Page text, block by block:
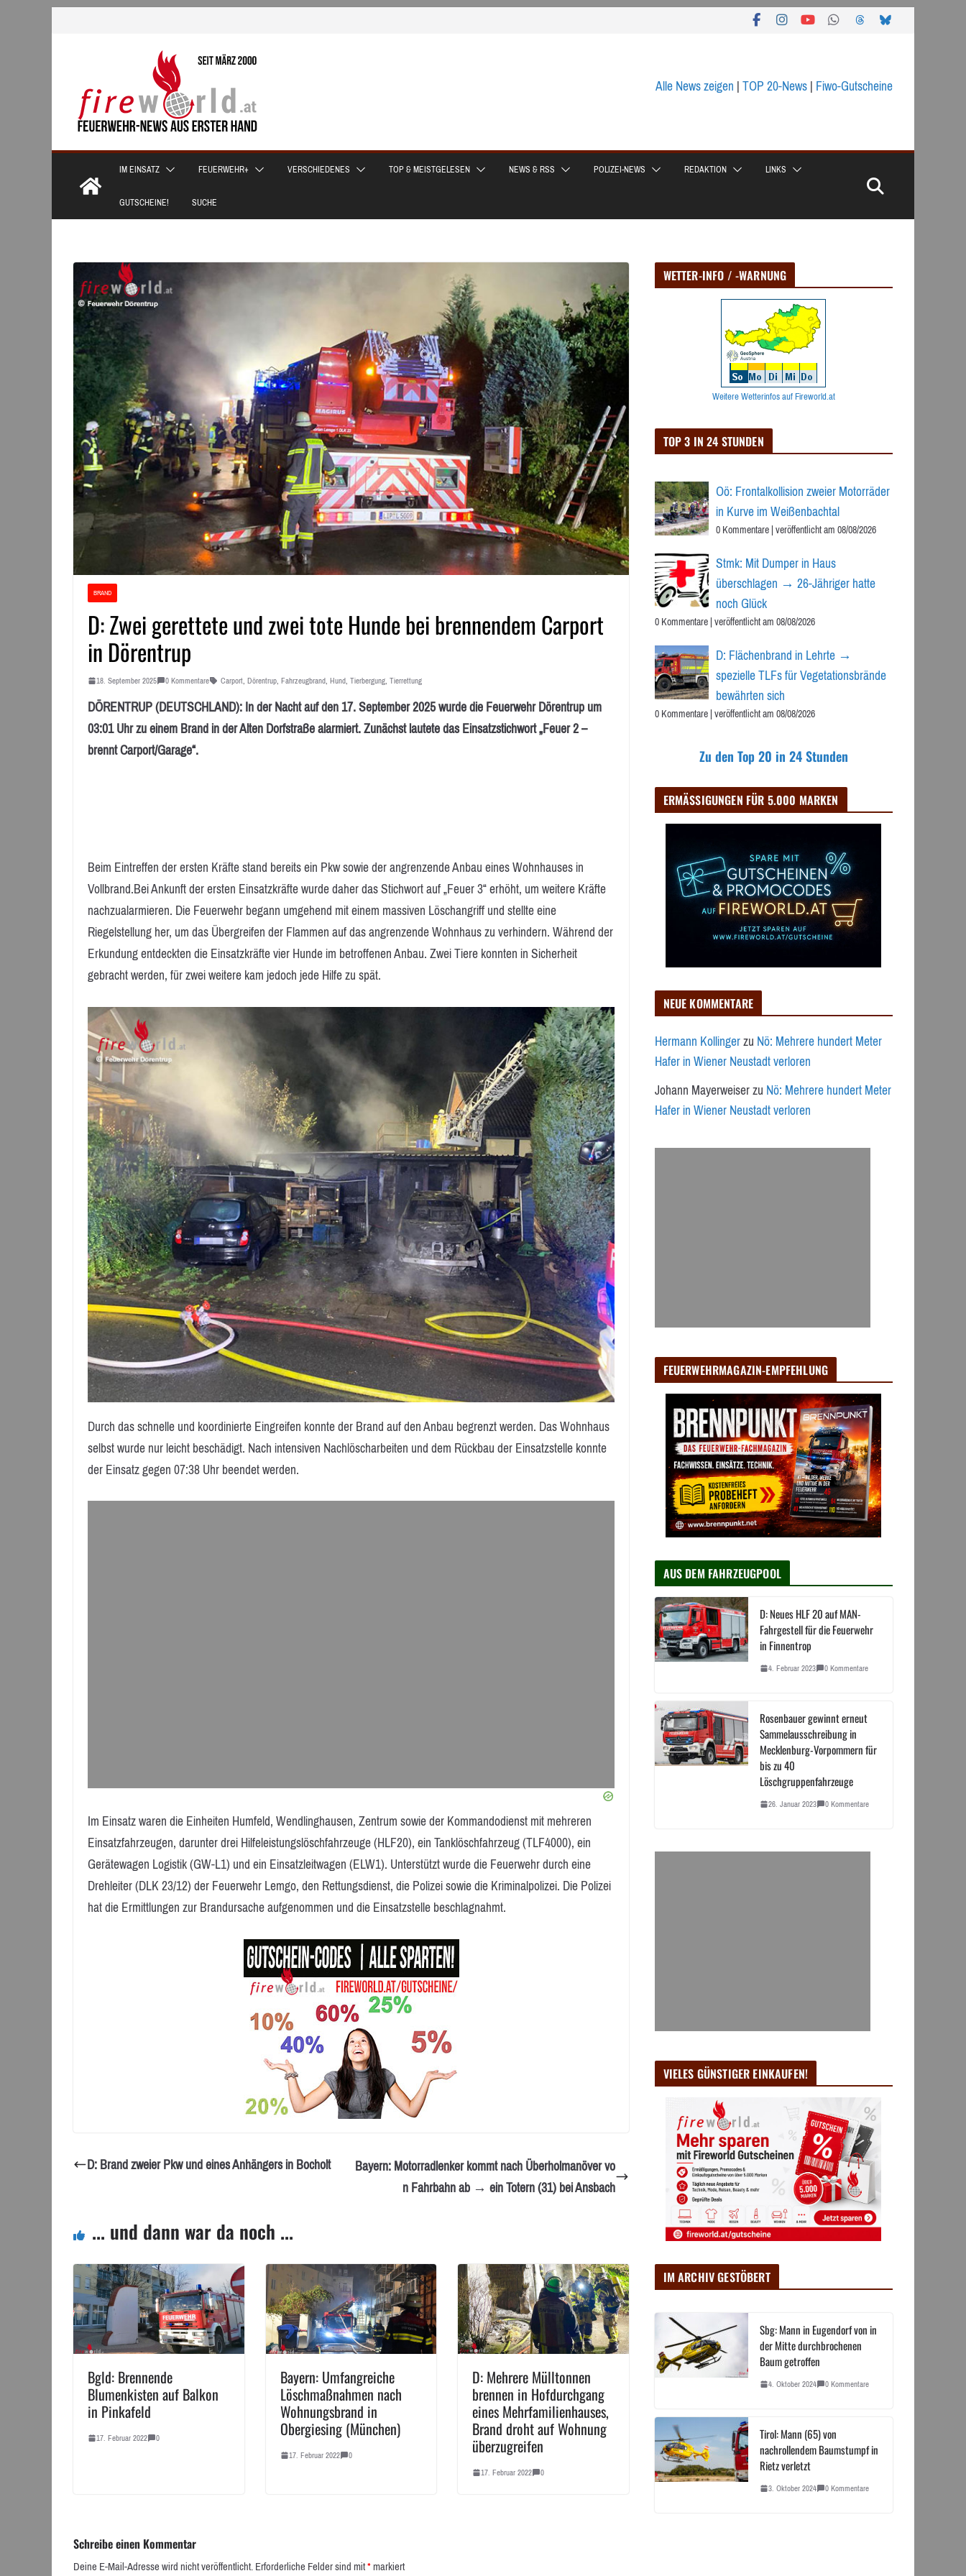
Alle News zeigen|TOP 20-News|Fiwo-Gutscheine
IM EINSATZ FEUERWEHR+ VERSCHIEDENES TOP & MEISTGELESEN NEWS & RSS POLIZEI-NEWS REDAKTION LINKS
GUTSCHEINE! SUCHE
BRAND
D: Zwei gerettete und zwei tote Hunde bei brennendem Carport
in Dörentrup
18. September 2025 0 Kommentare Carport, Dörentrup, Fahrzeugbrand, Hund, Tierbergung, Tierrettung
DÖRENTRUP (DEUTSCHLAND): In der Nacht auf den 17. September 2025 wurde die Feuerwehr Dörentrup um
03:01 Uhr zu einem Brand in der Alten Dorfstraße alarmiert. Zunächst lautete das Einsatzstichwort „Feuer 2 –
brennt Carport/Garage“.
Beim Eintreffen der ersten Kräfte stand bereits ein Pkw sowie der angrenzende Anbau eines Wohnhauses in
Vollbrand.Bei Ankunft der ersten Einsatzkräfte wurde daher das Stichwort auf „Feuer 3“ erhöht, um weitere Kräfte
nachzualarmieren. Die Feuerwehr begann umgehend mit einem massiven Löschangriff und stellte eine
Riegelstellung her, um das Übergreifen der Flammen auf das angrenzende Wohnhaus zu verhindern. Während der
Erkundung entdeckten die Einsatzkräfte vier Hunde im betroffenen Anbau. Zwei Tiere konnten in Sicherheit
gebracht werden, für zwei weitere kam jedoch jede Hilfe zu spät.
Durch das schnelle und koordinierte Eingreifen konnte der Brand auf den Anbau begrenzt werden. Das Wohnhaus
selbst wurde nur leicht beschädigt. Nach intensiven Nachlöscharbeiten und dem Rückbau der Einsatzstelle konnte
der Einsatz gegen 07:38 Uhr beendet werden.
Im Einsatz waren die Einheiten Humfeld, Wendlinghausen, Zentrum sowie der Kommandodienst mit mehreren
Einsatzfahrzeugen, darunter drei Hilfeleistungslöschfahrzeuge (HLF20), ein Tanklöschfahrzeug (TLF4000), ein
Gerätewagen Logistik (GW-L1) und ein Einsatzleitwagen (ELW1). Unterstützt wurde die Feuerwehr durch eine
Drehleiter (DLK 23/12) der Feuerwehr Lemgo, den Rettungsdienst, die Polizei sowie die Kriminalpolizei. Die Polizei
hat die Ermittlungen zur Brandursache aufgenommen und die Einsatzstelle beschlagnahmt.
D: Brand zweier Pkw und eines Anhängers in Bocholt
Bayern: Motorradlenker kommt nach Überholmanöver vo
n Fahrbahn ab → ein Totern (31) bei Ansbach
... und dann war da noch ...
Bgld: Brennende
Blumenkisten auf Balkon
in Pinkafeld
17. Februar 2022 0
Bayern: Umfangreiche
Löschmaßnahmen nach
Wohnungsbrand in
Obergiesing (München)
17. Februar 2022 0
D: Mehrere Mülltonnen
brennen in Hofdurchgang
eines Mehrfamilienhauses,
Brand droht auf Wohnung
überzugreifen
17. Februar 2022 0
Schreibe einen Kommentar
Deine E-Mail-Adresse wird nicht veröffentlicht.Erforderliche Felder sind mit*markiert
WETTER-INFO / -WARNUNG
Weitere Wetterinfos auf Fireworld.at
TOP 3 IN 24 STUNDEN
Oö: Frontalkollision zweier Motorräder
in Kurve im Weißenbachtal
0 Kommentare|veröffentlicht am 08/08/2026
Stmk: Mit Dumper in Haus
überschlagen → 26-Jähriger hatte
noch Glück
0 Kommentare|veröffentlicht am 08/08/2026
D: Flächenbrand in Lehrte →
spezielle TLFs für Vegetationsbrände
bewährten sich
0 Kommentare|veröffentlicht am 08/08/2026
Zu den Top 20 in 24 Stunden
ERMÄSSIGUNGEN FÜR 5.000 MARKEN
NEUE KOMMENTARE
Hermann KollingerzuNö: Mehrere hundert Meter
Hafer in Wiener Neustadt verloren
Johann MayerweiserzuNö: Mehrere hundert Meter
Hafer in Wiener Neustadt verloren
FEUERWEHRMAGAZIN-EMPFEHLUNG
AUS DEM FAHRZEUGPOOL
D: Neues HLF 20 auf MAN-
Fahrgestell für die Feuerwehr
in Finnentrop
4. Februar 2023 0 Kommentare
Rosenbauer gewinnt erneut
Sammelausschreibung in
Mecklenburg-Vorpommern für
bis zu 40
Löschgruppenfahrzeuge
26. Januar 2023 0 Kommentare
VIELES GÜNSTIGER EINKAUFEN!
IM ARCHIV GESTÖBERT
Sbg: Mann in Eugendorf von in
der Mitte durchbrochenen
Baum getroffen
4. Oktober 2024 0 Kommentare
Tirol: Mann (65) von
nachrollendem Baumstumpf in
Rietz verletzt
3. Oktober 2024 0 Kommentare